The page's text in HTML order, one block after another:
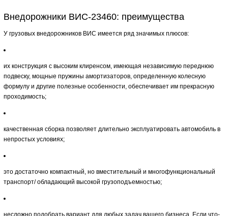
Внедорожники ВИС-23460: преимущества
У грузовых внедорожников ВИС имеется ряд значимых плюсов:
их конструкция с высоким клиренсом, имеющая независимую переднюю
подвеску, мощные пружины амортизаторов, определенную колесную
формулу и другие полезные особенности, обеспечивает им прекрасную
проходимость;
качественная сборка позволяет длительно эксплуатировать автомобиль в
непростых условиях;
это достаточно компактный, но вместительный и многофункциональный
транспорт/ обладающий высокой грузоподъемностью;
несложно подобрать вариант для любых задач вашего бизнеса. Если что-